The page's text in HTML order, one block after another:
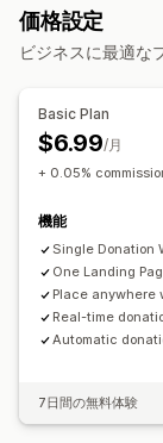
寄付管理
自動処理
寄付額
インパクト追跡
カスタマイズ
ランディングペー
キャンペーン
価格設定
ビジネスに最適な
Basic Plan
$6.99/月
+ 0.05%
機能
Single Donation
One Landing
Place anywhere
Real-time
Automatic
7日間の無料体験